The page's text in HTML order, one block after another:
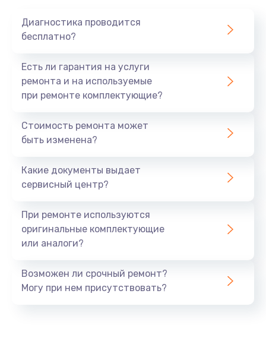
Диагностика проводится
бесплатно?
Есть ли гарантия на услуги
ремонта и на используемые
при ремонте комплектующие?
Стоимость ремонта может
быть изменена?
Какие документы выдает
сервисный центр?
При ремонте используются
оригинальные комплектующие
или аналоги?
Возможен ли срочный ремонт?
Могу при нем присутствовать?